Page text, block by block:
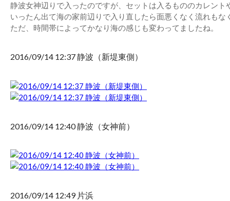
静波女神辺りで入ったのですが、セットは入るもののカレン
いったん出て海の家前辺りで入り直したら面悪くなく流れも
ただ、時間帯によってかなり海の感じも変わってましたね。
2016/09/14 12:37 静波（新堤東側）
2016/09/14 12:40 静波（女神前）
2016/09/14 12:49 片浜